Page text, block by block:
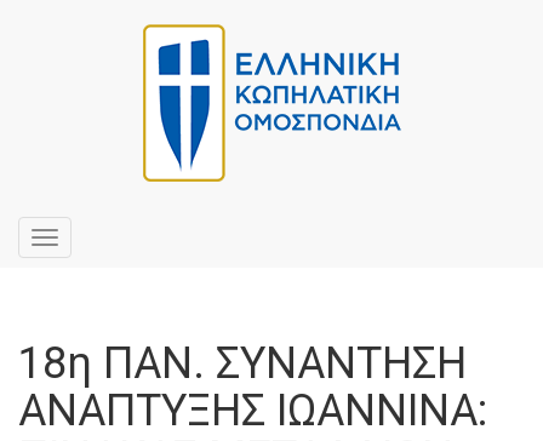
Toggle
navigation
18η ΠΑΝ. ΣΥΝΑΝΤΗΣΗ
ΑΝΑΠΤΥΞΗΣ ΙΩΑΝΝΙΝΑ: